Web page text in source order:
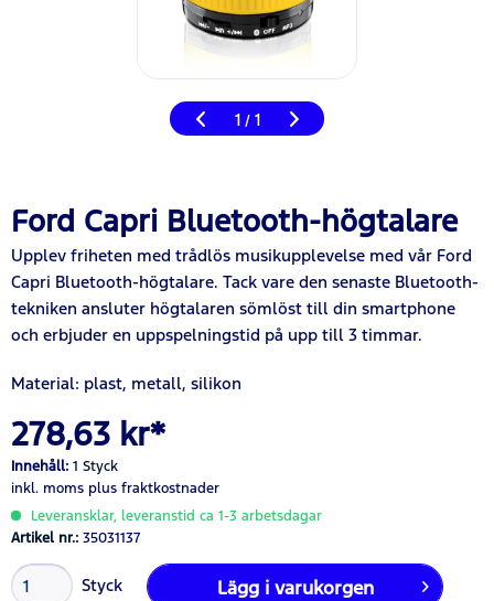
1 / 1
Ford Capri Bluetooth-högtalare
Upplev friheten med trådlös musikupplevelse med vår Ford
Capri Bluetooth-högtalare. Tack vare den senaste Bluetooth-
tekniken ansluter högtalaren sömlöst till din smartphone
och erbjuder en uppspelningstid på upp till 3 timmar.
Material: plast, metall, silikon
278,63 kr*
Innehåll: 1 Styck
inkl. moms plus fraktkostnader
Leveransklar, leveranstid ca 1-3 arbetsdagar
Artikel nr.: 35031137
Styck Lägg i varukorgen